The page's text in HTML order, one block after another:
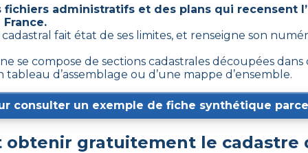
fichiers administratifs et des plans qui recensent
fait état de ses limites, et renseigne son
se compose de sections cadastrales découpées
d’assemblage ou d’une mappe d’ensemble.
consulter un exemple de fiche synthétique
obtenir gratuitement le cadastre